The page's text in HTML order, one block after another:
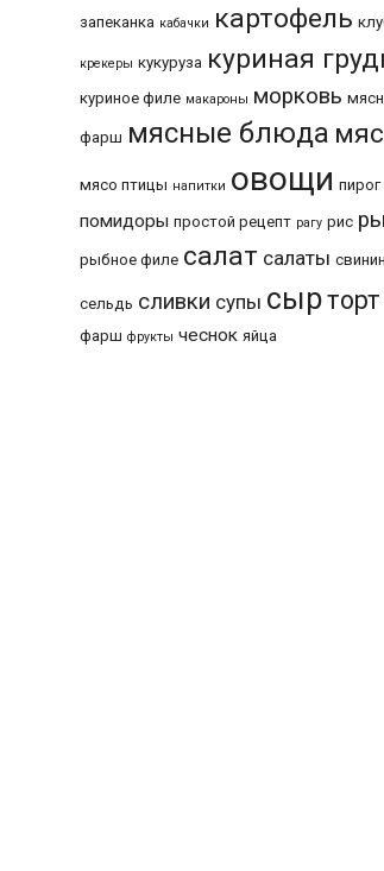
запеканка кабачки картофель
крекеры кукуруза куриная
куриное филе макароны морковь
фарш мясные блюда
мясо птицы напитки овощи пирог
помидоры простой рецепт рагу рис
рыбное филе салат салаты
сельдь сливки супы сырторт
фарш фрукты чеснок яйца